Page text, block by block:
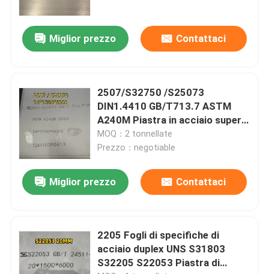
Miglior prezzo Contattaci
2507/S32750 /S25073
DIN1.4410 GB/T713.7 ASTM
A240M Piastra in acciaio super
duplex 14*1500*6000mm
MOQ：2 tonnellate
Prezzo：negotiable
Miglior prezzo Contattaci
2205 Fogli di specifiche di
acciaio duplex UNS S31803
S32205 S22053 Piastra di